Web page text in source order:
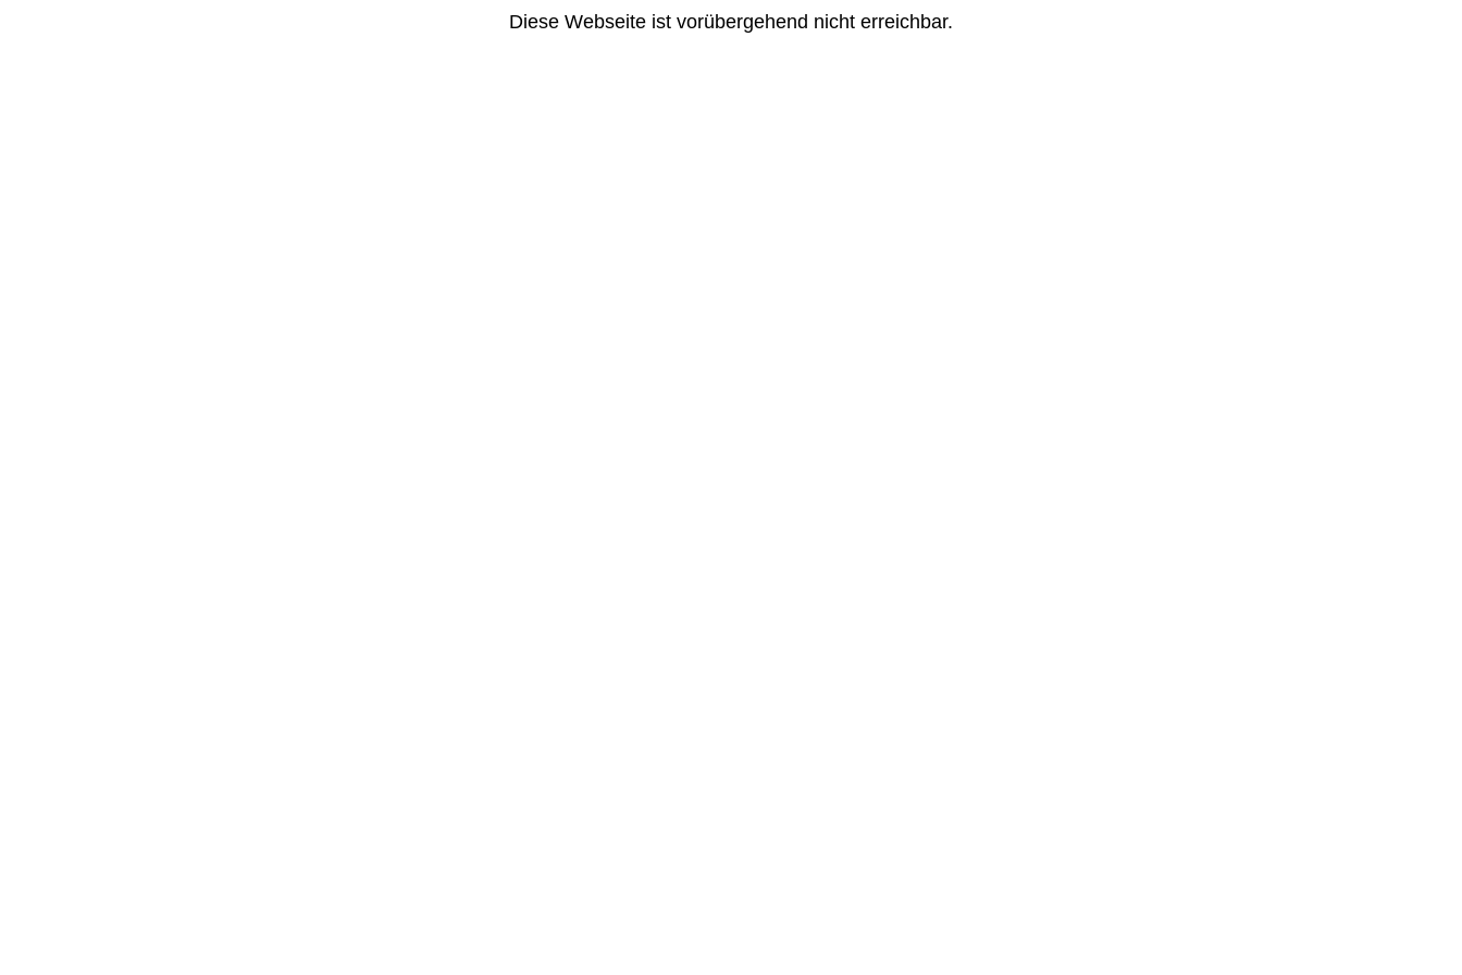
Diese Webseite ist vorübergehend nicht erreichbar.